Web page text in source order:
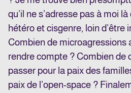
qu’il ne s’adresse pas à moi
hétéro et cisgenre, loin d’être
Combien de microagressions
rendre compte ? Combien de
passer pour la paix des
paix de l’open-space ?